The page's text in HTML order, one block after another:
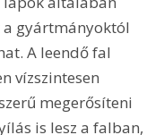
a gyártmányoktól
A leendő fal
vízszintesen
megerősíteni
is lesz a falban,